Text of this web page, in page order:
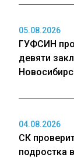
05.08.2026
ГУФСИН
девяти
04.08.2026
СК
подростка